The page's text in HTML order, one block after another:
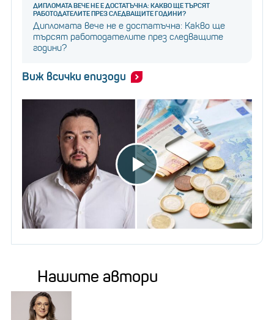
ДИПЛОМАТА ВЕЧЕ НЕ Е ДОСТАТЪЧНА: КАКВО ЩЕ ТЪРСЯТ
РАБОТОДАТЕЛИТЕ ПРЕЗ СЛЕДВАЩИТЕ ГОДИНИ?
Дипломата вече не е достатъчна: Какво ще
търсят работодателите през следващите
години?
Виж всички епизоди
Нашите автори